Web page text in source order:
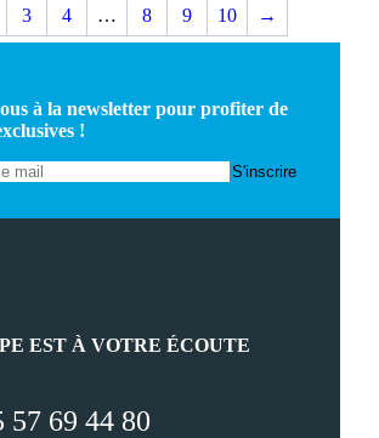
3 4 … 8 9 10 →
à la newsletter pour profiter de
!
EST À VOTRE ÉCOUTE
57 69 44 80